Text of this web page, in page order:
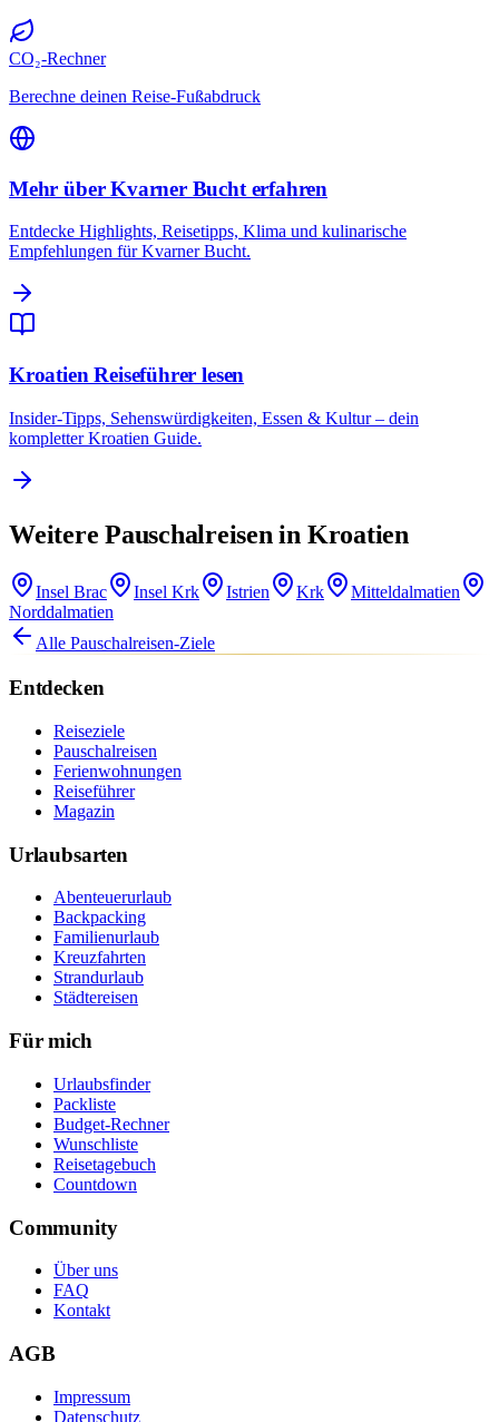
CO₂-Rechner
Berechne deinen Reise-Fußabdruck
Mehr über Kvarner Bucht erfahren
Entdecke Highlights, Reisetipps, Klima und kulinarische
Empfehlungen für Kvarner Bucht.
Kroatien Reiseführer lesen
Insider-Tipps, Sehenswürdigkeiten, Essen & Kultur – dein
kompletter Kroatien Guide.
Weitere Pauschalreisen in Kroatien
Insel Brac Insel Krk Istrien Krk
Mitteldalmatien
Norddalmatien
Alle Pauschalreisen-Ziele
Entdecken
Reiseziele
Pauschalreisen
Ferienwohnungen
Reiseführer
Magazin
Urlaubsarten
Abenteuerurlaub
Backpacking
Familienurlaub
Kreuzfahrten
Strandurlaub
Städtereisen
Für mich
Urlaubsfinder
Packliste
Budget-Rechner
Wunschliste
Reisetagebuch
Countdown
Community
Über uns
FAQ
Kontakt
AGB
Impressum
Datenschutz